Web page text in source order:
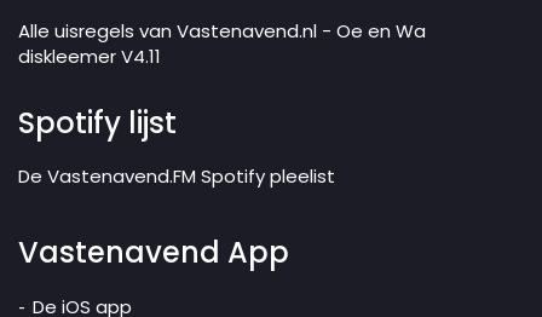
Alle uisregels van Vastenavend.nl - Oe en Wa
diskleemer V4.11
Spotify lijst
De Vastenavend.FM Spotify pleelist
Vastenavend App
De iOS app